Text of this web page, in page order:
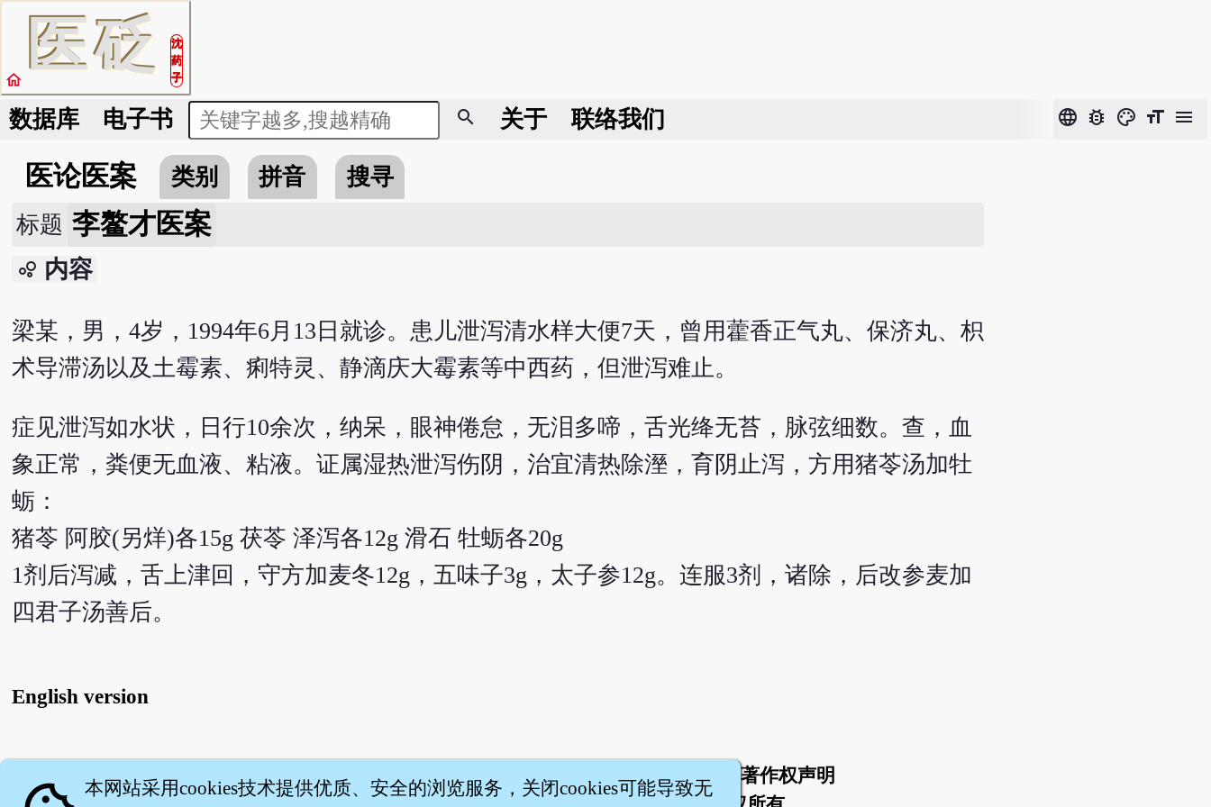
医砭
沈
药
子
home
数据库 电子书 search 关于 联络我们 language bug_report color_lens format_size menu
医论医案 类别 拼音
搜寻
标题 李鳌才医案
bubble_chart 内容
梁某，男，4岁，1994年6月13日就诊。患儿泄泻清水样大便7天，曾用藿香正气丸、保济丸、枳
术导滞汤以及土霉素、痢特灵、静滴庆大霉素等中西药，但泄泻难止。
症见泄泻如水状，日行10余次，纳呆，眼神倦怠，无泪多啼，舌光绛无苔，脉弦细数。查，血
象正常，粪便无血液、粘液。证属湿热泄泻伤阴，治宜清热除溼，育阴止泻，方用猪苓汤加牡
蛎：
猪苓 阿胶(另烊)各15g 茯苓 泽泻各12g 滑石 牡蛎各20g
1剂后泻减，舌上津回，守方加麦冬12g，五味子3g，太子参12g。连服3剂，诸除，后改参麦加
四君子汤善后。
English version
关于 联络我们 服务条款 隐私权条款
著作权声明
本网站采用cookies技术提供优质、安全的浏览服务，关闭cookies可能导致无